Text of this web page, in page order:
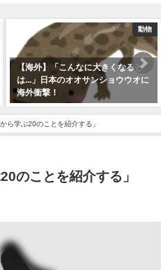
動物
【海外】「こんなに大きくなると
は...」日本のオオサンショウウオに
海外衝撃！
ら学ぶ20のことを紹介する」
のことを紹介する」